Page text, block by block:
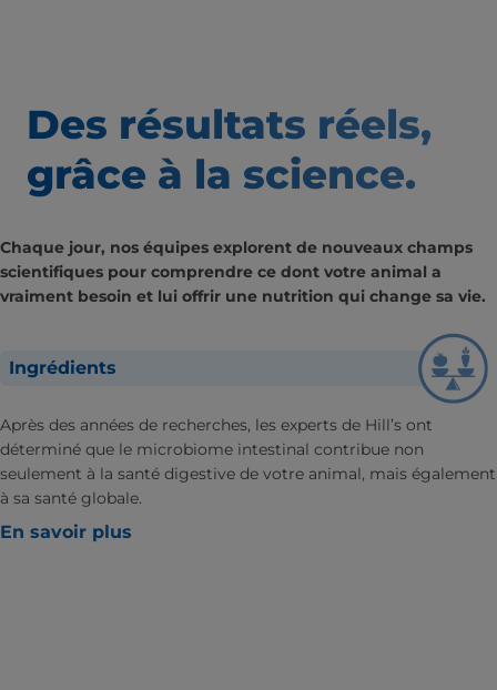
Des résultats réels,
grâce à la science.
Chaque jour, nos équipes explorent de nouveaux champs
scientifiques pour comprendre ce dont votre animal a
vraiment besoin et lui offrir une nutrition qui change sa vie.
Ingrédients
Après des années de recherches, les experts de Hill’s ont
déterminé que le microbiome intestinal contribue non
seulement à la santé digestive de votre animal, mais également
à sa santé globale.
En savoir plus